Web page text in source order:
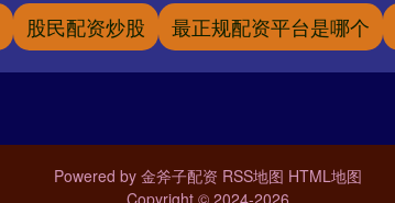
股民配资炒股 最正规配资平台是哪个
Powered by 金斧子配资 RSS地图 HTML地图
Copyright © 2024-2026